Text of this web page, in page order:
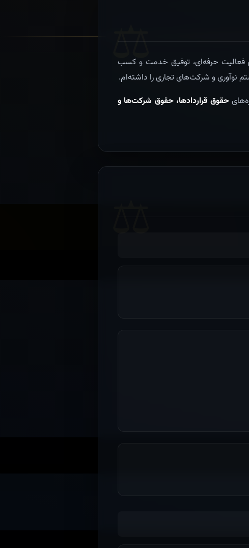
فعالیت حرفه‌ای، توفیق خدمت و کسب
نوآوری و شرکت‌های تجاری را داشته‌ام.
حقوق قراردادها، حقوق شرکت‌ها و